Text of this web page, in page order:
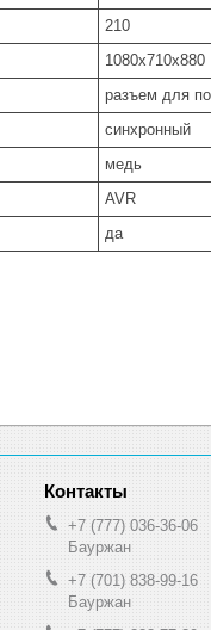
210
1080x710x880
разъем для
синхронный
медь
AVR
да
+7 (777) 036-36-06
Бауржан
+7 (701) 838-99-16
Бауржан